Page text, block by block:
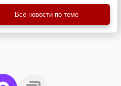
Все новости по теме